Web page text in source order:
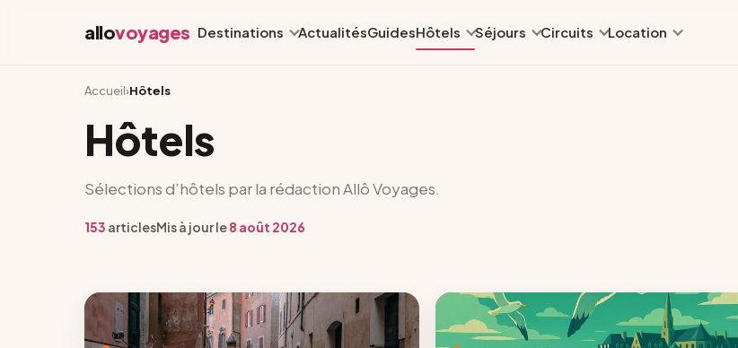
allovoyages Destinations ActualitésGuidesHôtels Séjours Circuits Location
Accueil›Hôtels
Hôtels
Sélections d’hôtels par la rédaction Allô Voyages.
153 articlesMis à jour le8 août 2026